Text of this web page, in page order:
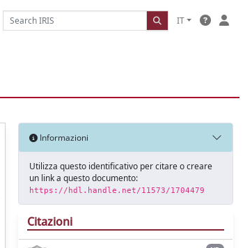
IT
Informazioni
Utilizza questo identificativo per citare o creare
un link a questo documento:
https://hdl.handle.net/11573/1704479
Citazioni